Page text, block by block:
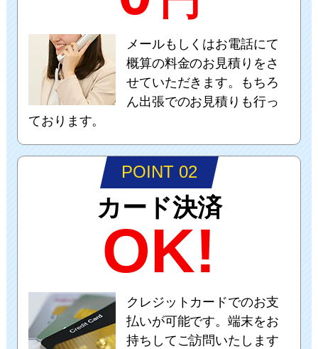
メールもしくはお電話にて
概算の料金のお見積りをさ
せていただきます。もちろ
ん出張でのお見積りも行っ
ております。
POINT 02
カード決済
OK!
クレジットカードでのお支
払いが可能です。端末をお
持ちしてご訪問いたします